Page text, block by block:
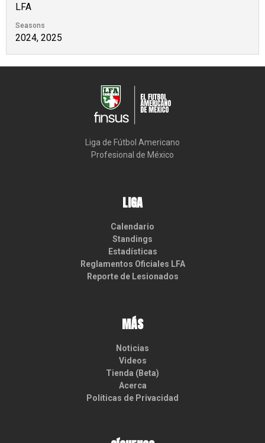
LFA
Seasons
2024, 2025
Liga de Fútbol Americano
Profesional de México
LIGA
Calendario
Standings
Estadísticas
Reglamentos Oficiales LFA
Reporte de Lesionados
MÁS
Noticias
Videos
Tienda (Beta)
Acerca
Políticas de Privacidad